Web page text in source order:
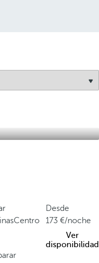
Centro
Desde
173
/noche
Ver
disponibilidad